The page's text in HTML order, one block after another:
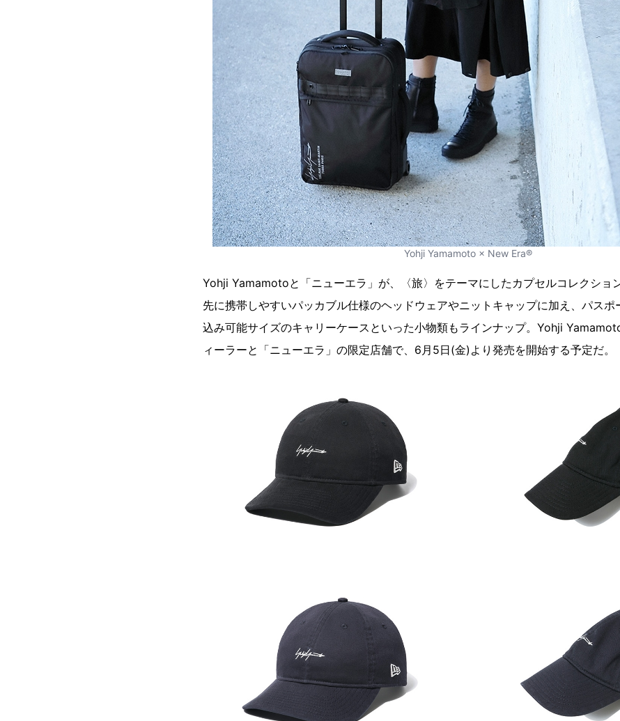
Yohji Yamamoto × New Era®
Yohji Yamamotoと「ニューエラ」が、〈旅〉をテーマにしたカプセルコレクショ
先に携帯しやすいパッカブル仕様のヘッドウェアやニットキャップに加え、パスポ
込み可能サイズのキャリーケースといった小物類もラインナップ。Yohji
ィーラーと「ニューエラ」の限定店舗で、6月5日(金)より発売を開始する予定だ。